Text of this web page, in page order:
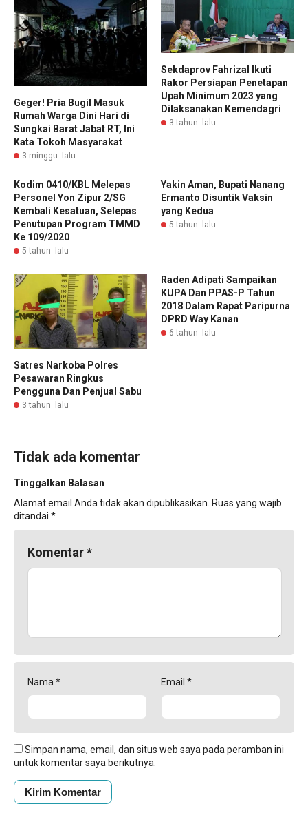
Geger! Pria Bugil Masuk
Rumah Warga Dini Hari di
Sungkai Barat Jabat RT, Ini
Kata Tokoh Masyarakat
3 minggu lalu
Sekdaprov Fahrizal Ikuti
Rakor Persiapan Penetapan
Upah Minimum 2023 yang
Dilaksanakan Kemendagri
3 tahun lalu
Kodim 0410/KBL Melepas
Personel Yon Zipur 2/SG
Kembali Kesatuan, Selepas
Penutupan Program TMMD
Ke 109/2020
5 tahun lalu
Yakin Aman, Bupati Nanang
Ermanto Disuntik Vaksin
yang Kedua
5 tahun lalu
Satres Narkoba Polres
Pesawaran Ringkus
Pengguna Dan Penjual Sabu
3 tahun lalu
Raden Adipati Sampaikan
KUPA Dan PPAS-P Tahun
2018 Dalam Rapat Paripurna
DPRD Way Kanan
6 tahun lalu
Tidak ada komentar
Tinggalkan Balasan
Alamat email Anda tidak akan dipublikasikan. Ruas yang wajib
ditandai *
Komentar*
Nama * Email *
Simpan nama, email, dan situs web saya pada peramban ini
untuk komentar saya berikutnya.